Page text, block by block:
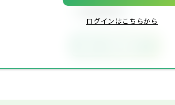
ログインはこちらから